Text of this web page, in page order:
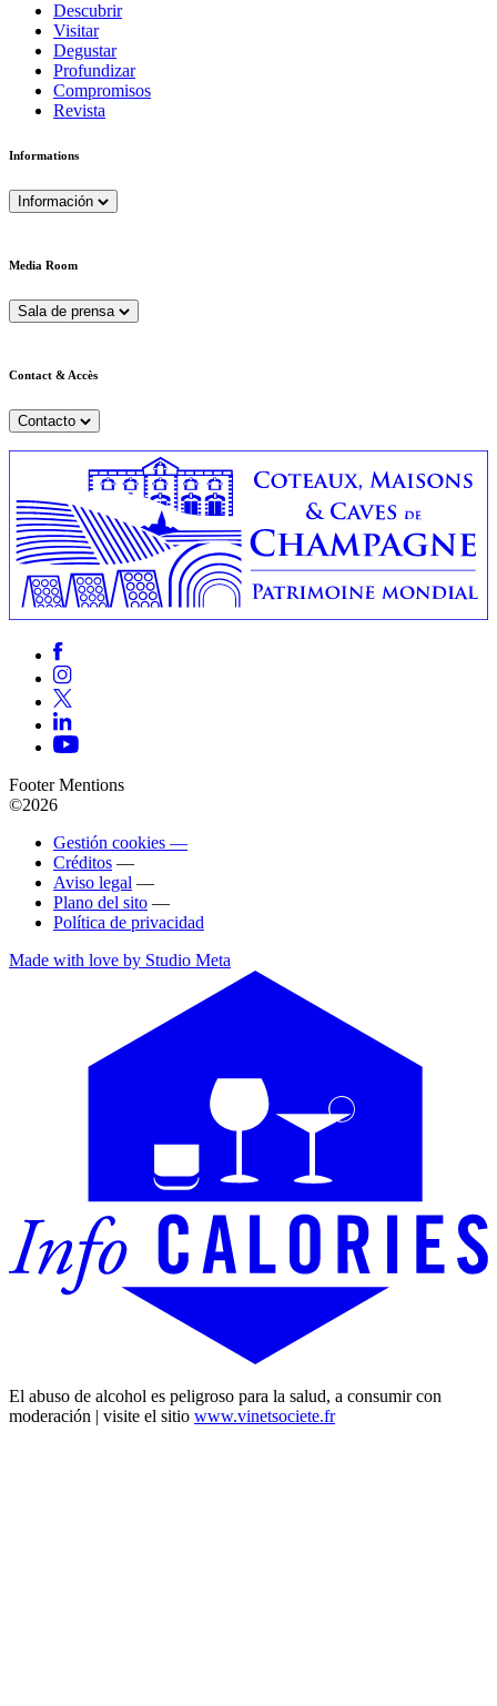
Descubrir
Visitar
Degustar
Profundizar
Compromisos
Revista
Informations
Información
Media Room
Sala de prensa
Contact & Accès
Contacto
Footer Mentions
©2026
Gestión cookies —
Créditos —
Aviso legal —
Plano del sito —
Política de privacidad
Made with love by Studio Meta
El abuso de alcohol es peligroso para la salud, a consumir con
moderación | visite el sitio www.vinetsociete.fr